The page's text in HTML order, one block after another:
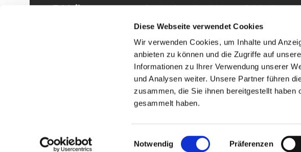
Diese Webseite verwendet Cookies
Wir verwenden Cookies, um Inhalte und
anbieten zu können und die Zugriffe auf
Informationen zu Ihrer Verwendung unserer
und Analysen weiter. Unsere Partner führen
zusammen, die Sie ihnen bereitgestellt
gesammelt haben.
Einwilligungsauswahl
Notwendig Präferenzen
E-Mail florian.boeth@bistum-fulda.de
Impressum